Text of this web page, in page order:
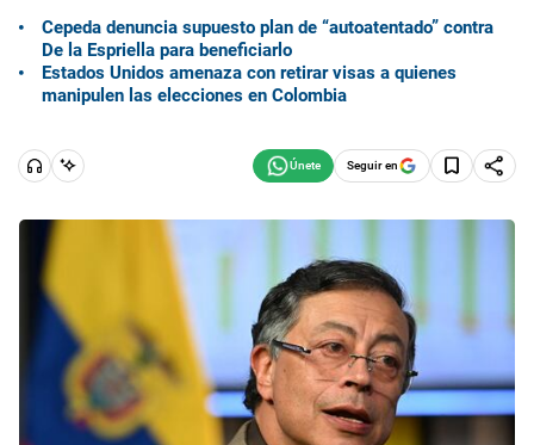
Cepeda denuncia supuesto plan de “autoatentado” contra
De la Espriella para beneficiarlo
Estados Unidos amenaza con retirar visas a quienes
manipulen las elecciones en Colombia
Seguir en